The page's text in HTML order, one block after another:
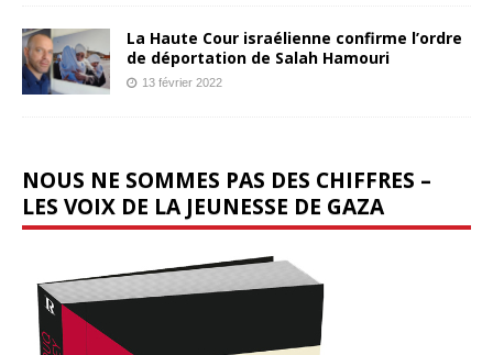
La Haute Cour israélienne confirme l’ordre
de déportation de Salah Hamouri
13 février 2022
NOUS NE SOMMES PAS DES CHIFFRES –
LES VOIX DE LA JEUNESSE DE GAZA